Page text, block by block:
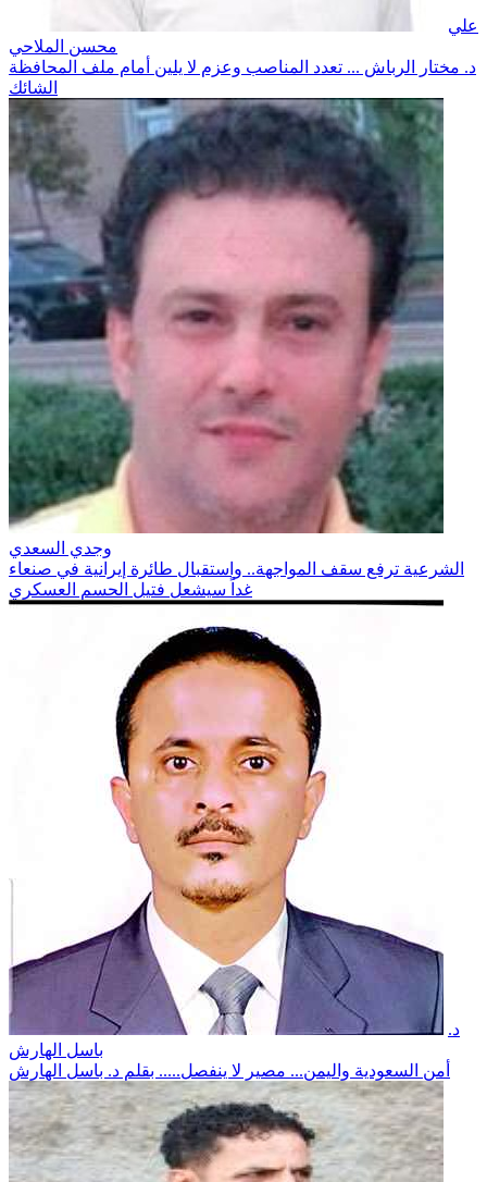
علي
محسن الملاحي
د. مختار الرباش ... تعدد المناصب وعزم لا يلين أمام ملف المحافظة
الشائك
وجدي السعدي
الشرعية ترفع سقف المواجهة.. واستقبال طائرة إيرانية في صنعاء
غداً سيشعل فتيل الحسم العسكري
د.
باسل الهارش
أمن السعودية واليمن... مصير لا ينفصل..... بقلم د. باسل الهارش